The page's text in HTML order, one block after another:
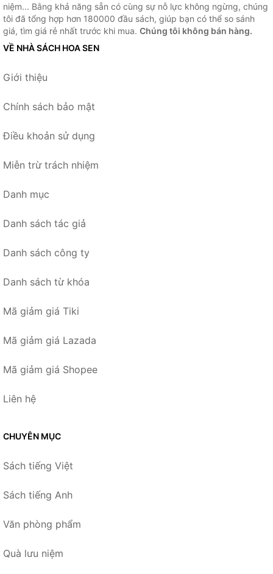
niệm... Bằng khả năng sẵn có cùng sự nỗ lực không ngừng, chúng
tôi đã tổng hợp hơn 180000 đầu sách, giúp bạn có thể so sánh
giá, tìm giá rẻ nhất trước khi mua. Chúng tôi không bán hàng.
VỀ NHÀ SÁCH HOA SEN
Giới thiệu
Chính sách bảo mật
Điều khoản sử dụng
Miễn trừ trách nhiệm
Danh mục
Danh sách tác giả
Danh sách công ty
Danh sách từ khóa
Mã giảm giá Tiki
Mã giảm giá Lazada
Mã giảm giá Shopee
Liên hệ
CHUYÊN MỤC
Sách tiếng Việt
Sách tiếng Anh
Văn phòng phẩm
Quà lưu niệm